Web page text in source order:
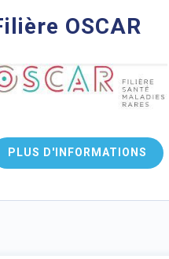
OSCAR
PLUS D'INFORMATIONS